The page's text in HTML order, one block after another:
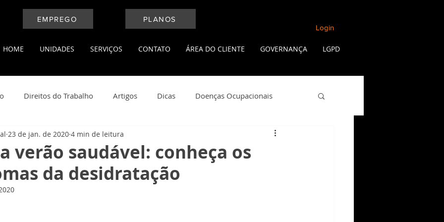
EMPREGO
PLANOS
Login
HOME UNIDADES SERVIÇOS CONTATO ÁREA DO CLIENTE GOVERNANÇA LGPD
Direitos do Trabalho Artigos Dicas Doenças Ocupacionais
Medicina do Trabalho Leis Trabalhistas Qualidade de Vida
do Trabalho Saúde e Bem Estar
verão saudável: conheça os
da desidratação
23 de jan. de 2020 4 min de leitura